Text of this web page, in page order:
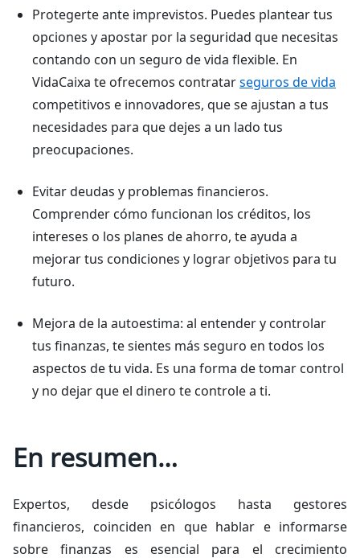
Protegerte ante imprevistos. Puedes plantear tus
opciones y apostar por la seguridad que necesitas
contando con un seguro de vida flexible. En
VidaCaixa te ofrecemos contratarseguros de vida
competitivos e innovadores, que se ajustan a tus
necesidades para que dejes a un lado tus
preocupaciones.
Evitar deudas y problemas financieros.
Comprender cómo funcionan los créditos, los
intereses o los planes de ahorro, te ayuda a
mejorar tus condiciones y lograr objetivos para tu
futuro.
Mejora de la autoestima: al entender y controlar
tus finanzas, te sientes más seguro en todos los
aspectos de tu vida. Es una forma de tomar control
y no dejar que el dinero te controle a ti.
En resumen…
Expertos, desde psicólogos hasta gestores
financieros, coinciden en que hablar e informarse
sobre finanzas es esencial para el crecimiento